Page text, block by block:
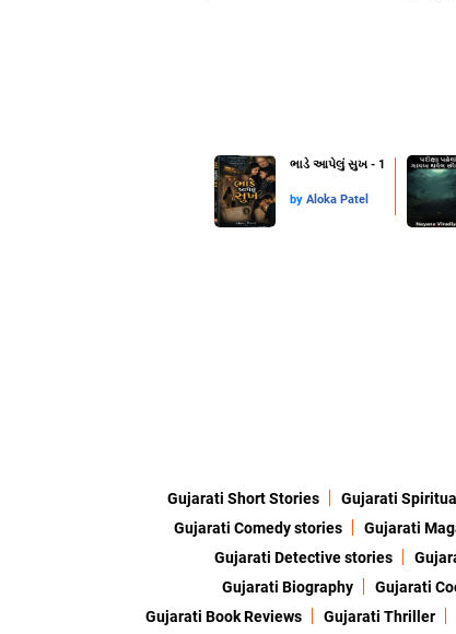
ભાડે આપેલું સુખ - 1
by Aloka Patel
Gujarati Short Stories Gujarati
Gujarati Comedy stories
Gujarati
Gujarati Detective stories
Gujarati Biography
Gujarati
Gujarati Book Reviews
Gujarati Thriller